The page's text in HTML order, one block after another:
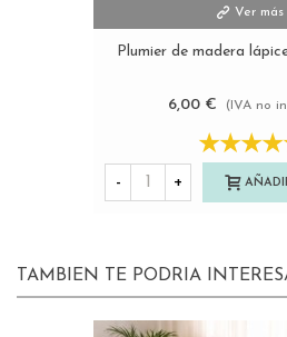
Ver más
Plumier de madera
6,00 € (IVA no
- +
TAMBIEN TE PODRIA